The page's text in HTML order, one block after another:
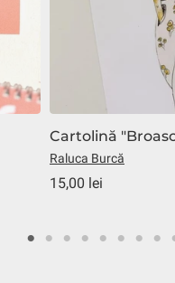
Cartolină
Raluca Burcă
15,00 lei